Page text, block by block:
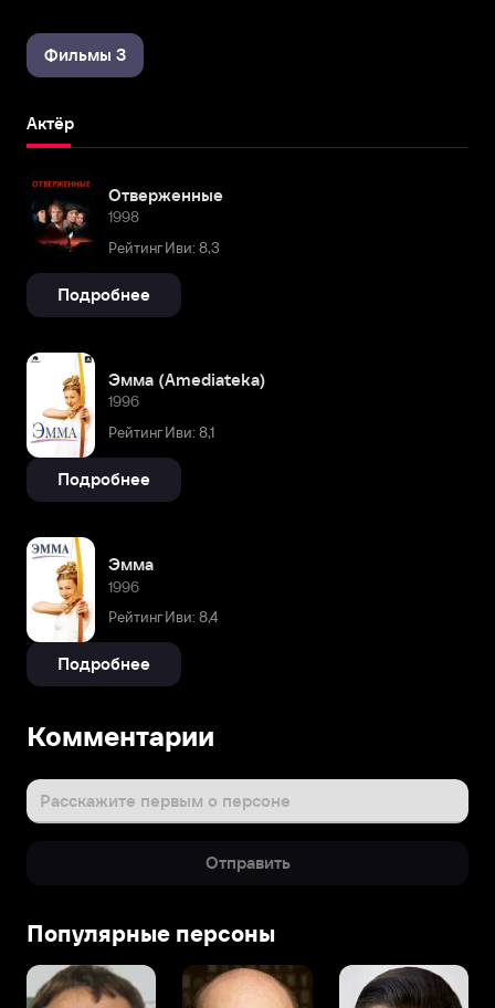
Фильмы 3
Актёр
Отверженные
1998
Рейтинг Иви: 8,3
Подробнее
Эмма (Amediateka)
1996
Рейтинг Иви: 8,1
Подробнее
Эмма
1996
Рейтинг Иви: 8,4
Подробнее
Комментарии
Расскажите первым о персоне
Отправить
Популярные персоны